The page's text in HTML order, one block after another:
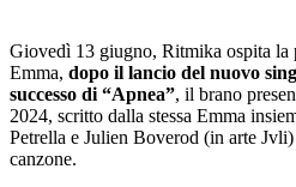
Giovedì 13 giugno, Ritmika ospita la
Emma, dopo il lancio del nuovo
successo di “Apnea”, il brano
2024, scritto dalla stessa Emma
Petrella e Julien Boverod (in arte
canzone.